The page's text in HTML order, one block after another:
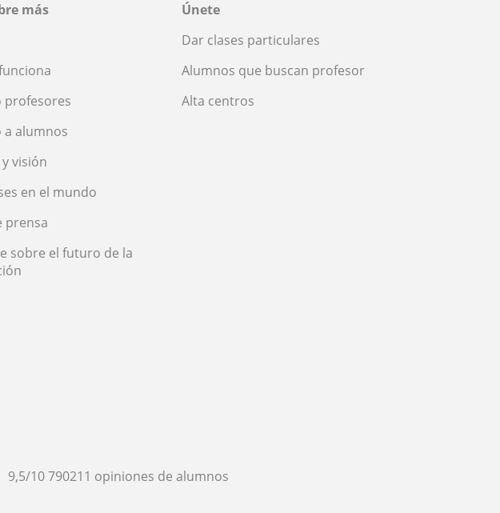
más
profesores
a alumnos
visión
en el mundo
prensa
sobre el futuro de la
Únete
Dar clases particulares
Alumnos que buscan profesor
Alta centros
9,5/10790211 opiniones de alumnos